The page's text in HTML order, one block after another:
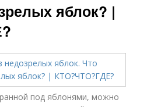
яблок? |
под яблонями, можно